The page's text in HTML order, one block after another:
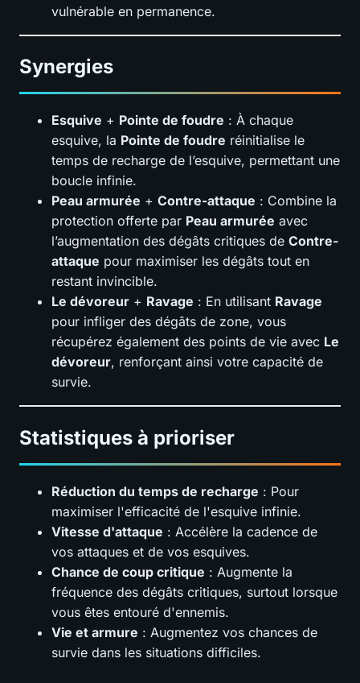
vulnérable en permanence.
Synergies
Esquive + Pointe de foudre : À chaque
esquive, la Pointe de foudre réinitialise le
temps de recharge de l’esquive, permettant une
boucle infinie.
Peau armurée + Contre-attaque : Combine la
protection offerte par Peau armurée avec
l’augmentation des dégâts critiques de Contre-
attaque pour maximiser les dégâts tout en
restant invincible.
Le dévoreur + Ravage : En utilisant Ravage
pour infliger des dégâts de zone, vous
récupérez également des points de vie avec Le
dévoreur, renforçant ainsi votre capacité de
survie.
Statistiques à prioriser
Réduction du temps de recharge : Pour
maximiser l'efficacité de l'esquive infinie.
Vitesse d'attaque : Accélère la cadence de
vos attaques et de vos esquives.
Chance de coup critique : Augmente la
fréquence des dégâts critiques, surtout lorsque
vous êtes entouré d'ennemis.
Vie et armure : Augmentez vos chances de
survie dans les situations difficiles.